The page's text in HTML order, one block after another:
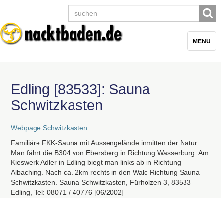
Toggle
MENU
Edling [83533]: Sauna
Schwitzkasten
Webpage Schwitzkasten
Familiäre FKK-Sauna mit Aussengelände inmitten der Natur.
Man fährt die B304 von Ebersberg in Richtung Wasserburg. Am
Kieswerk Adler in Edling biegt man links ab in Richtung
Albaching. Nach ca. 2km rechts in den Wald Richtung Sauna
Schwitzkasten. Sauna Schwitzkasten, Fürholzen 3, 83533
Edling, Tel: 08071 / 40776 [06/2002]